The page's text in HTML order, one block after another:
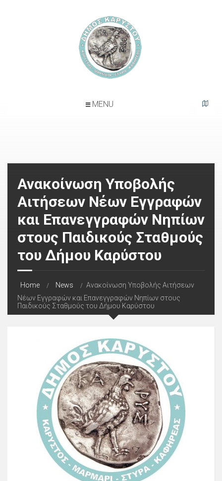
o
MENU
Ανακοίνωση Υποβολής
Αιτήσεων Νέων Εγγραφών
και Επανεγγραφών Νηπίων
στους Παιδικούς Σταθμούς
του Δήμου Καρύστου
Home News
Ανακοίνωση Υποβολής Αιτήσεων
Νέων Εγγραφών και Επανεγγραφών Νηπίων στους
Παιδικούς Σταθμούς του Δήμου Καρύστου